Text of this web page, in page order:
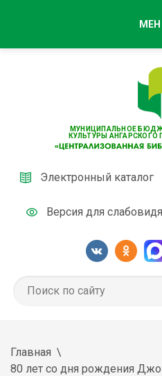
МУНИЦИПАЛЬНОЕ
КУЛЬТУРЫ АНГАРСКОГО
Электронный каталог
Версия для
Главная
80 лет со дня рождения